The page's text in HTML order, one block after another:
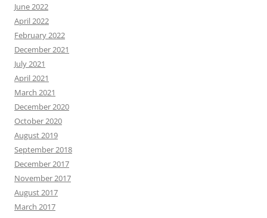
June 2022
April 2022
February 2022
December 2021
July 2021
April 2021
March 2021
December 2020
October 2020
August 2019
September 2018
December 2017
November 2017
August 2017
March 2017